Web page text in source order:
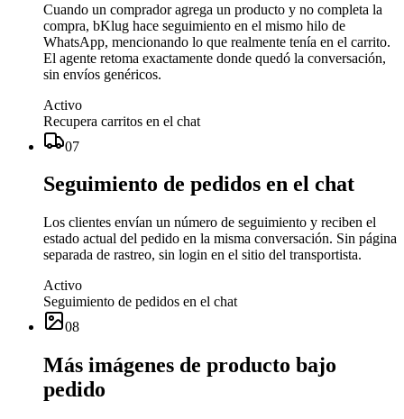
Cuando un comprador agrega un producto y no completa la
compra, bKlug hace seguimiento en el mismo hilo de
WhatsApp, mencionando lo que realmente tenía en el carrito.
El agente retoma exactamente donde quedó la conversación,
sin envíos genéricos.
Activo
Recupera carritos en el chat
07
Seguimiento de pedidos en el chat
Los clientes envían un número de seguimiento y reciben el
estado actual del pedido en la misma conversación. Sin página
separada de rastreo, sin login en el sitio del transportista.
Activo
Seguimiento de pedidos en el chat
08
Más imágenes de producto bajo
pedido